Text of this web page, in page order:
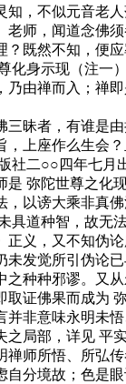
不似元音老人
，闻道念佛须
既然不知，便
身示现（注一）
乃由禅而入；禅
者，有谁是由
上座作么生会？
二○○四年七月出
弥陀世尊之化现
，以谤大乘非真
具道种智，故无
正义，又不知伪
未发觉所引伪论
之种种邪谬。又
取证佛果而成为
非意味永明未
局部，详见 平
所悟、所弘传
自分境故；色是